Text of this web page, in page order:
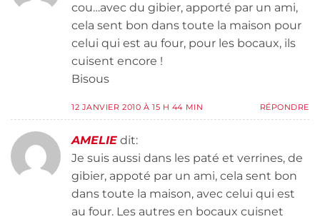
cou…avec du gibier, apporté par un ami,
cela sent bon dans toute la maison pour
celui qui est au four, pour les bocaux, ils
cuisent encore !
Bisous
12 JANVIER 2010 À 15 H 44 MIN RÉPONDRE
AMELIE dit:
Je suis aussi dans les paté et verrines, de
gibier, appoté par un ami, cela sent bon
dans toute la maison, avec celui qui est
au four. Les autres en bocaux cuisnet